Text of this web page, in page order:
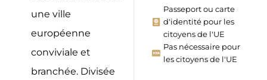
une ville
européenne
conviviale et
branchée. Divisée
Passeport ou carte
d'identité pour les
citoyens de l'UE
Pas nécessaire pour
les citoyens de l'UE